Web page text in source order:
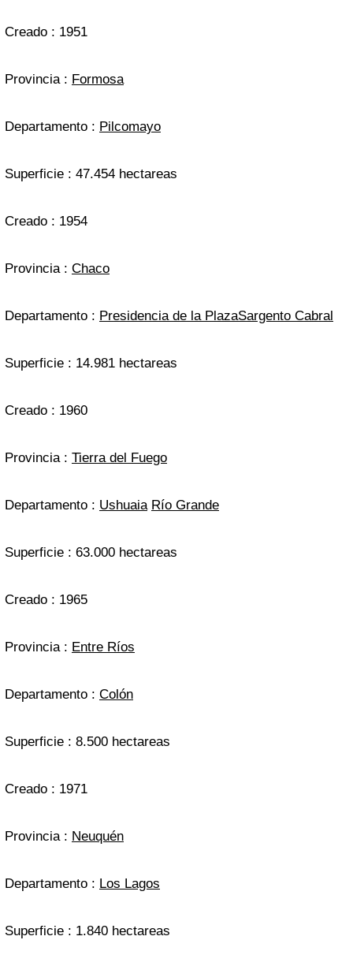
Creado : 1951
Provincia : Formosa
Departamento : Pilcomayo
Superficie : 47.454 hectareas
Creado : 1954
Provincia : Chaco
Departamento : Presidencia de la PlazaSargento Cabral
Superficie : 14.981 hectareas
Creado : 1960
Provincia : Tierra del Fuego
Departamento : Ushuaia Río Grande
Superficie : 63.000 hectareas
Creado : 1965
Provincia : Entre Ríos
Departamento : Colón
Superficie : 8.500 hectareas
Creado : 1971
Provincia : Neuquén
Departamento : Los Lagos
Superficie : 1.840 hectareas